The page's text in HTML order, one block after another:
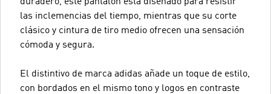
las inclemencias del tiempo, mientras que su corte
clásico y cintura de tiro medio ofrecen una sensación
cómoda y segura.
El distintivo de marca adidas añade un toque de estilo,
con bordados en el mismo tono y logos en contraste